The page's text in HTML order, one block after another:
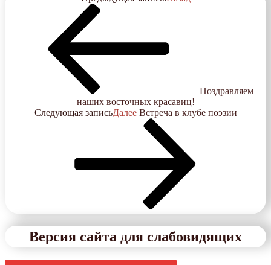
Поздравляем
наших восточных красавиц!
Следующая записьДалее Встреча в клубе поэзии
Версия сайта для слабовидящих